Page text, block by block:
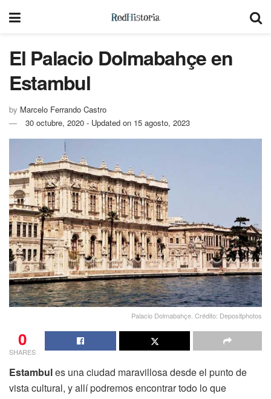
El Palacio Dolmabahçe en
Estambul
by Marcelo Ferrando Castro
30 octubre, 2020 - Updated on 15 agosto, 2023
Palacio Dolmabahçe. Crédito: Depositphotos
0
SHARES
Estambules una ciudad maravillosa desde el punto de
vista cultural, y allí podremos encontrar todo lo que